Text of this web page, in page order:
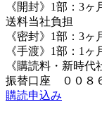
《開封》1部：3
送料当社負担
《密封》1部：3ヶ
《手渡》1部：1ヶ
《購読料・新時代
振替口座 ００８
購読申込み